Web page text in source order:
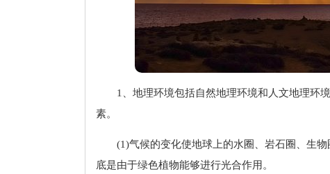
1、地理环境包括自然地理环境和人文地理环
素。
(1)气候的变化使地球上的水圈、岩石圈、生
底是由于绿色植物能够进行光合作用。